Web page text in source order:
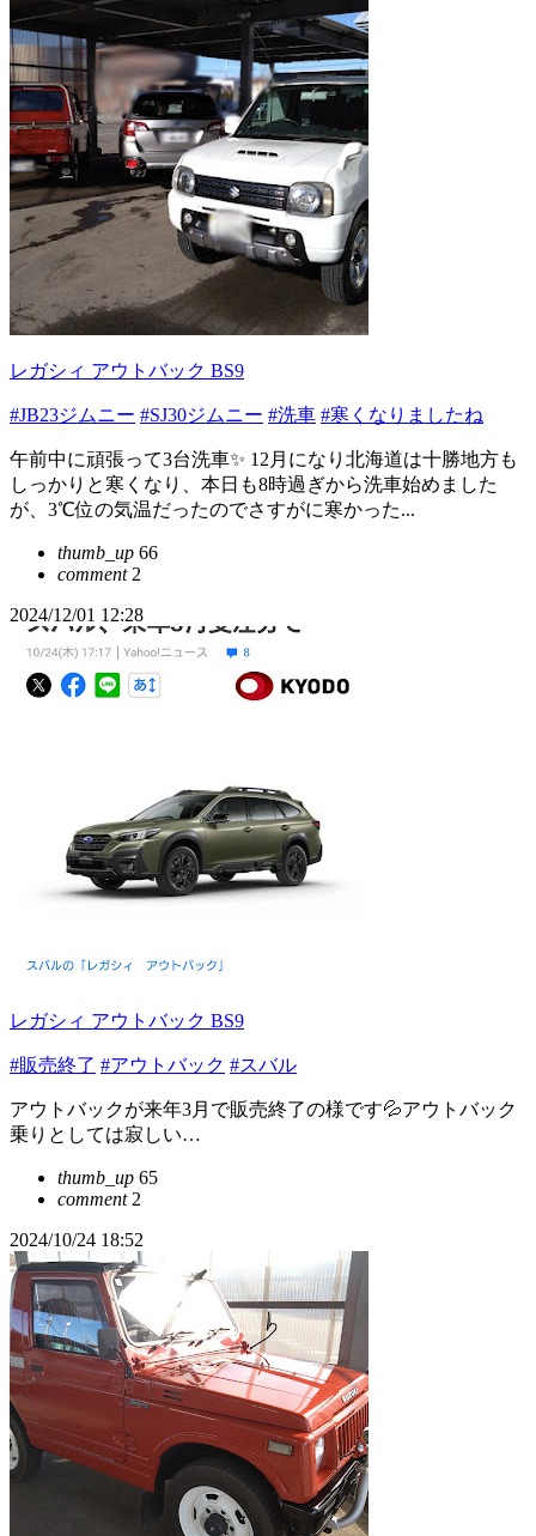
レガシィ アウトバック BS9
#JB23ジムニー #SJ30ジムニー #洗車 #寒くなりましたね
午前中に頑張って3台洗車✨️ 12月になり北海道は十勝地方も
しっかりと寒くなり、本日も8時過ぎから洗車始めました
が、3℃位の気温だったのでさすがに寒かった...
thumb_up 66
comment2
2024/12/01 12:28
レガシィ アウトバック BS9
#販売終了 #アウトバック #スバル
アウトバックが来年3月で販売終了の様です💦アウトバック
乗りとしては寂しい…
thumb_up 65
comment2
2024/10/24 18:52